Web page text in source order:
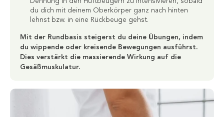
du dich mit deinem Oberkörper ganz nach hinten
lehnst bzw. in eine Rückbeuge gehst.
Mit der Rundbasis steigerst du deine Übungen, indem
du wippende oder kreisende Bewegungen ausführst.
Dies verstärkt die massierende Wirkung auf die
Gesäßmuskulatur.